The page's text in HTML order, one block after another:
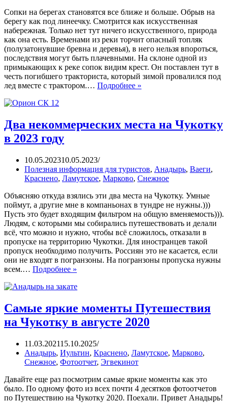
Сопки на берегах становятся все ближе и больше. Обрыв на
берегу как под линеечку. Смотрится как искусственная
набережная. Только нет тут ничего искусственного, природа
как она есть. Временами из реки торчит опасный топляк
(полузатонувшие бревна и деревья), в него нельзя впороться,
последствия могут быть плачевными. На склоне одной из
примыкающих к реке сопок видим крест. Он поставлен тут в
честь погибшего тракториста, который зимой провалился под
лед вместе с трактором.… Подробнее »
Два некоммерческих места на Чукотку
в 2023 году
10.05.202310.05.2023
Полезная информация для туристов, Анадырь, Ваеги,
Краснено, Ламутское, Марково, Снежное
Объясняю откуда взялись эти два места на Чукотку. Умные
поймут, а другие мне в компаньонах в тундре не нужны.)))
Пусть это будет входящим фильтром на общую вменяемость))).
Людям, с которыми мы собирались путешествовать и делали
всё, что можно и нужно, чтобы всё сложилось, отказали в
пропуске на территорию Чукотки. Для иностранцев такой
пропуск необходимо получить. Россиян это не касается, если
они не входят в погранзоны. На погранзоны пропуска нужны
всем.… Подробнее »
Самые яркие моменты Путешествия
на Чукотку в августе 2020
11.03.202115.10.2025
Анадырь, Иультин, Краснено, Ламутское, Марково,
Снежное, Фотоотчет, Эгвекинот
Давайте еще раз посмотрим самые яркие моменты как это
было. По одному фото из всех почти 4 десятков фотоотчетов
по Путешествию на Чукотку 2020. Поехали. Привет Анадырь!